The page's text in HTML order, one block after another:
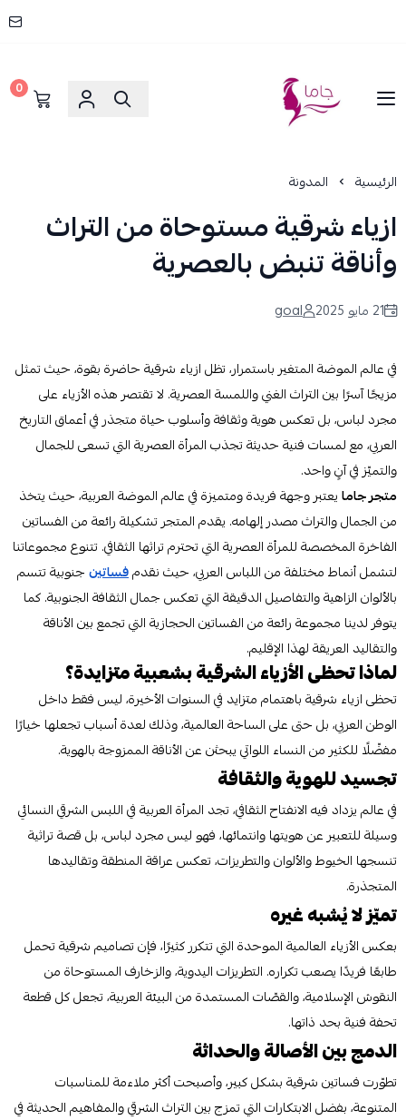
جاما _ JAMA
0
الرئيسية المدونة
ازياء شرقية مستوحاة من التراث
وأناقة تنبض بالعصرية
21 مايو 2025 goal
في عالم الموضة المتغير باستمرار، تظل ازياء شرقية حاضرة بقوة، حيث تمثل
مزيجًا آسرًا بين التراث الغني واللمسة العصرية. لا تقتصر هذه الأزياء على
مجرد لباس، بل تعكس هوية وثقافة وأسلوب حياة متجذر في أعماق التاريخ
العربي، مع لمسات فنية حديثة تجذب المرأة العصرية التي تسعى للجمال
والتميّز في آنٍ واحد.
متجر جامايعتبر وجهة فريدة ومتميزة في عالم الموضة العربية، حيث يتخذ
من الجمال والتراث مصدر إلهامه. يقدم المتجر تشكيلة رائعة من الفساتين
الفاخرة المخصصة للمرأة العصرية التي تحترم تراثها الثقافي. تتنوع مجموعاتنا
لتشمل أنماط مختلفة من اللباس العربي، حيث نقدمفساتينجنوبية تتسم
بالألوان الزاهية والتفاصيل الدقيقة التي تعكس جمال الثقافة الجنوبية. كما
يتوفر لدينا مجموعة رائعة من الفساتين الحجازية التي تجمع بين الأناقة
والتقاليد العريقة لهذا الإقليم.
لماذا تحظى الأزياء الشرقية بشعبية متزايدة؟
تحظى ازياء شرقية باهتمام متزايد في السنوات الأخيرة، ليس فقط داخل
الوطن العربي، بل حتى على الساحة العالمية، وذلك لعدة أسباب تجعلها خيارًا
مفضّلًا للكثير من النساء اللواتي يبحثن عن الأناقة الممزوجة بالهوية.
تجسيد للهوية والثقافة
في عالم يزداد فيه الانفتاح الثقافي، تجد المرأة العربية في اللبس الشرقي النسائي
وسيلة للتعبير عن هويتها وانتمائها، فهو ليس مجرد لباس، بل قصة تراثية
تنسجها الخيوط والألوان والتطريزات، تعكس عراقة المنطقة وتقاليدها
المتجذرة.
تميّز لا يُشبه غيره
بعكس الأزياء العالمية الموحدة التي تتكرر كثيرًا، فإن تصاميم شرقية تحمل
طابعًا فريدًا يصعب تكراره. التطريزات اليدوية، والزخارف المستوحاة من
النقوش الإسلامية، والقصّات المستمدة من البيئة العربية، تجعل كل قطعة
تحفة فنية بحد ذاتها.
الدمج بين الأصالة والحداثة
تطوّرت فساتين شرقية بشكل كبير، وأصبحت أكثر ملاءمة للمناسبات
المتنوعة، بفضل الابتكارات التي تمزج بين التراث الشرقي والمفاهيم الحديثة في